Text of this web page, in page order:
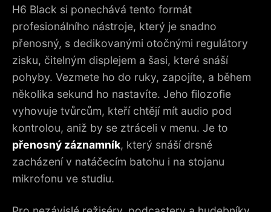
WORKFLOW
10. ZÁVĚR 2024: PRO KOHO JE ZOOM H6 BLACK TOU
SPRÁVNOU VOLBOU?
H6 Black si ponechává tento formát
profesionálního nástroje, který je snadno
přenosný, s dedikovanými otočnými regulátory
zisku, čitelným displejem a šasi, které snáší
pohyby. Vezmete ho do ruky, zapojíte, a během
několika sekund ho nastavíte. Jeho filozofie
vyhovuje tvůrcům, kteří chtějí mít audio pod
kontrolou, aniž by se ztráceli v menu. Je to
přenosný záznamník, který snáší drsné
zacházení v natáčecím batohu i na stojanu
mikrofonu ve studiu.